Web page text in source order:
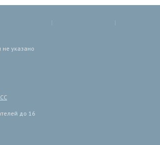
указано
до 16